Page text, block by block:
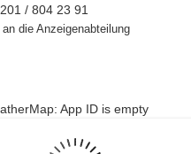
/ 804 23 91
an die Anzeigenabteilung
App ID is empty